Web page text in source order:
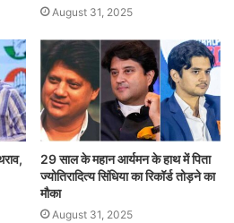
August 31, 2025
29 साल के महान आर्यमन के हाथ में पिता
ज्योतिरादित्य सिंधिया का रिकॉर्ड तोड़ने का
मौका
August 31, 2025